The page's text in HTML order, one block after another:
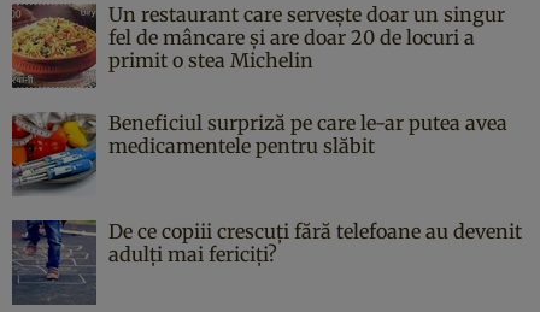
Un restaurant care servește doar un singur
fel de mâncare și are doar 20 de locuri a
primit o stea Michelin
Beneficiul surpriză pe care le-ar putea avea
medicamentele pentru slăbit
De ce copiii crescuți fără telefoane au devenit
adulți mai fericiți?